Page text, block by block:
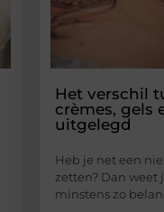
Het verschil
crèmes, gels
uitgelegd
Heb je net een
zetten? Dan weet
minstens zo